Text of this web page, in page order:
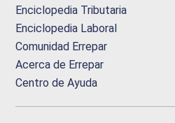
Enciclopedia Tributaria
Enciclopedia Laboral
Comunidad Errepar
Acerca de Errepar
Centro de Ayuda